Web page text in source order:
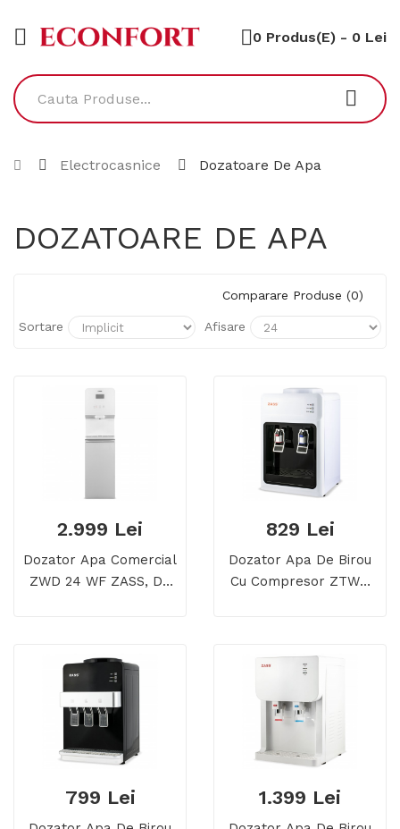
0 Produs(e) - 0 Lei
Electrocasnice Dozatoare De Apa
DOZATOARE DE APA
Comparare Produse (0)
Sortare Afisare
2.999 Lei
Dozator Apa Comercial
ZWD 24 WF ZASS, De
829 Lei
Dozator Apa De Birou
Cu Compresor ZTWD
799 Lei 1.399 Lei